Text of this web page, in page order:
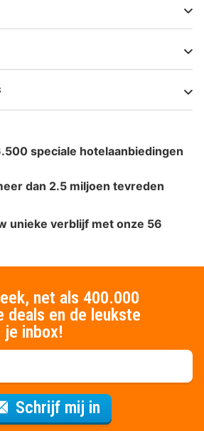
speciale hotelaanbiedingen
dan 2.5 miljoen tevreden
unieke verblijf met onze 56
net als 400.000
deals en de leukste
inbox!
Schrijf mij in